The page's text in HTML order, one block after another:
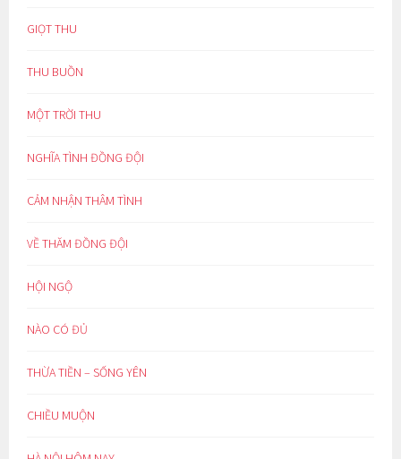
GIỌT THU
THU BUỒN
MỘT TRỜI THU
NGHĨA TÌNH ĐỒNG ĐỘI
CẢM NHẬN THÂM TÌNH
VỀ THĂM ĐỒNG ĐỘI
HỘI NGỘ
NÀO CÓ ĐỦ
THỪA TIỀN – SỐNG YÊN
CHIỀU MUỘN